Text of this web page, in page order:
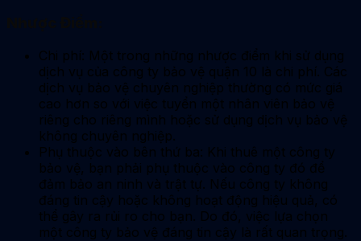
Chi phí: Một trong những nhược điểm khi sử dụng
dịch vụ của công ty bảo vệ quận 10 là chi phí. Các
dịch vụ bảo vệ chuyên nghiệp thường có mức giá
cao hơn so với việc tuyển một nhân viên bảo vệ
riêng cho riêng mình hoặc sử dụng dịch vụ bảo vệ
không chuyên nghiệp.
Phụ thuộc vào bên thứ ba: Khi thuê một công ty
bảo vệ, bạn phải phụ thuộc vào công ty đó để
đảm bảo an ninh và trật tự. Nếu công ty không
đáng tin cậy hoặc không hoạt động hiệu quả, có
thể gây ra rủi ro cho bạn. Do đó, việc lựa chọn
một công ty bảo vệ đáng tin cậy là rất quan trọng.